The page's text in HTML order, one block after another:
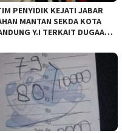
PENYIDIK KEJATI JABAR
MANTAN SEKDA KOTA
Y.I TERKAIT DUGAAN